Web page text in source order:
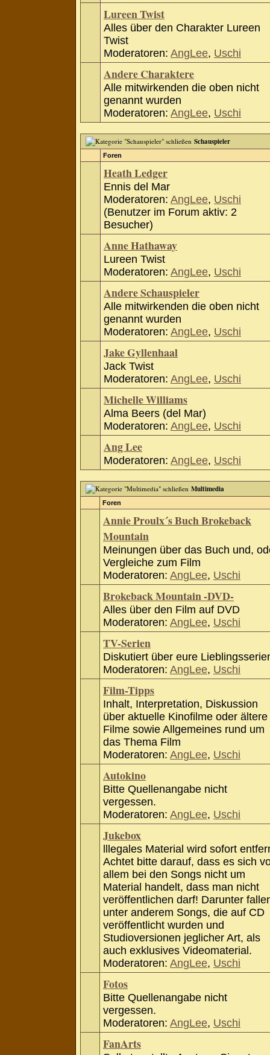
Lureen Twist
Alles über den Charakter Lureen
Twist
Moderatoren: AngLee, Uschi
Andere Charaktere
Alle mitwirkenden die oben nicht
genannt wurden
Moderatoren: AngLee, Uschi
Schauspieler
Foren
Heath Ledger
Ennis del Mar
Moderatoren: AngLee, Uschi
(Benutzer im Forum aktiv: 2
Besucher)
Anne Hathaway
Lureen Twist
Moderatoren: AngLee, Uschi
Andere Schauspieler
Alle mitwirkenden die oben nicht
genannt wurden
Moderatoren: AngLee, Uschi
Jake Gyllenhaal
Jack Twist
Moderatoren: AngLee, Uschi
Michelle Williams
Alma Beers (del Mar)
Moderatoren: AngLee, Uschi
Ang Lee
Moderatoren: AngLee, Uschi
Multimedia
Foren
Annie Proulx´s Buch Brokeback
Mountain
Meinungen über das Buch und,
Vergleiche zum Film
Moderatoren: AngLee, Uschi
Brokeback Mountain -DVD-
Alles über den Film auf DVD
Moderatoren: AngLee, Uschi
TV-Serien
Diskutiert über eure
Moderatoren: AngLee, Uschi
Film-Tipps
Inhalt, Interpretation, Diskussion
über aktuelle Kinofilme oder ältere
Filme sowie Allgemeines rund um
das Thema Film
Moderatoren: AngLee, Uschi
Autokino
Bitte Quellenangabe nicht
vergessen.
Moderatoren: AngLee, Uschi
Jukebox
lllegales Material wird sofort
Achtet bitte darauf, dass es sich
allem bei den Songs nicht um
Material handelt, dass man nicht
veröffentlichen darf! Darunter
unter anderem Songs, die auf CD
veröffentlicht wurden und
Studioversionen jeglicher Art, als
auch exklusives Videomaterial.
Moderatoren: AngLee, Uschi
Fotos
Bitte Quellenangabe nicht
vergessen.
Moderatoren: AngLee, Uschi
FanArts